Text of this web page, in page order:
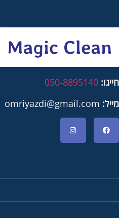
חייגו: 050-8895140
מייל: